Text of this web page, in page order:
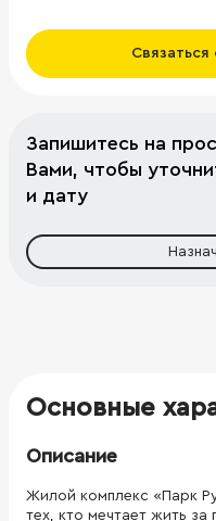
Запишитесь на
Вами, чтобы
и дату
Основные
Описание
Жилой комплекс «Парк
тех, кто мечтает жить за